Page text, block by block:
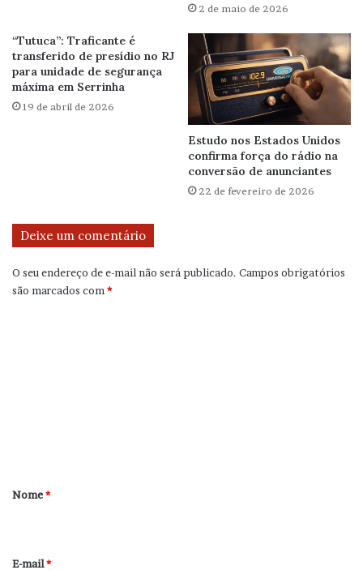
2 de maio de 2026
“Tutuca”: Traficante é
transferido de presídio no RJ
para unidade de segurança
máxima em Serrinha
19 de abril de 2026
Estudo nos Estados Unidos
confirma força do rádio na
conversão de anunciantes
22 de fevereiro de 2026
Deixe um comentário
O seu endereço de e-mail não será publicado. Campos obrigatórios
são marcados com*
r
*
Nome*
E-mail*